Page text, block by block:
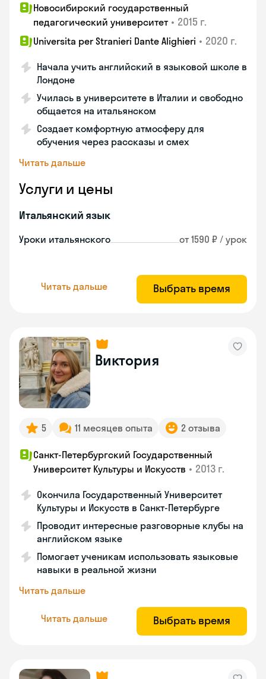
Новосибирский государственный
педагогический университет • 2015 г.
Universita per Stranieri Dante Alighieri • 2020 г.
Начала учить английский в языковой школе в
Лондоне
Училась в университете в Италии и свободно
общается на итальянском
Создает комфортную атмосферу для
обучения через рассказы и смех
Читать дальше
Услуги и цены
Итальянский язык
Уроки итальянского от 1590 ₽ / урок
Читать дальше Выбрать время
Виктория
5 11 месяцев опыта 2 отзыва
Санкт-Петербургский Государственный
Университет Культуры и Искусств • 2013 г.
Окончила Государственный Университет
Культуры и Искусств в Санкт-Петербурге
Проводит интересные разговорные клубы на
английском языке
Помогает ученикам использовать языковые
навыки в реальной жизни
Читать дальше
Читать дальше Выбрать время